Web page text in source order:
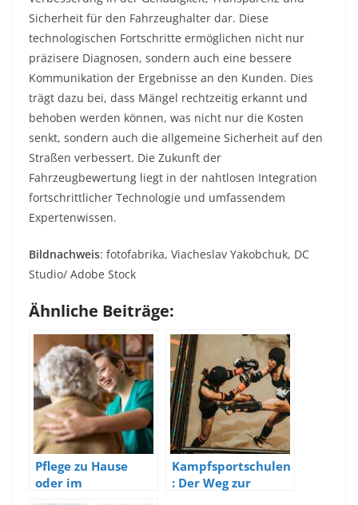
Sicherheit für den Fahrzeughalter dar. Diese
technologischen Fortschritte ermöglichen nicht nur
präzisere Diagnosen, sondern auch eine bessere
Kommunikation der Ergebnisse an den Kunden. Dies
trägt dazu bei, dass Mängel rechtzeitig erkannt und
behoben werden können, was nicht nur die Kosten
senkt, sondern auch die allgemeine Sicherheit auf den
Straßen verbessert. Die Zukunft der
Fahrzeugbewertung liegt in der nahtlosen Integration
fortschrittlicher Technologie und umfassendem
Expertenwissen.
Bildnachweis: fotofabrika, Viacheslav Yakobchuk, DC
Studio/ Adobe Stock
Ähnliche Beiträge:
Pflege zu Hause
oder im
Pflegeheim?
Kampfsportschulen
: Der Weg zur